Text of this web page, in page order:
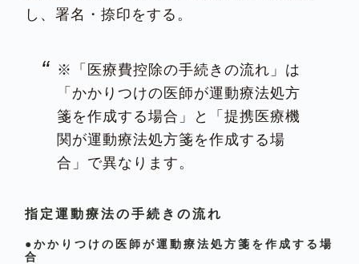
し、署名・捺印をする。
※「医療費控除の手続きの流れ」は
「かかりつけの医師が運動療法処方
箋を作成する場合」と「提携医療機
関が運動療法処方箋を作成する場
合」で異なります。
指定運動療法の手続きの流れ
●かかりつけの医師が運動療法処方箋を作成する場
合